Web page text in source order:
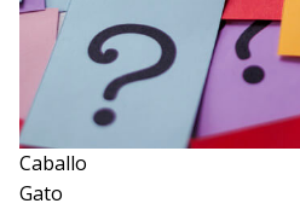
Caballo
Gato